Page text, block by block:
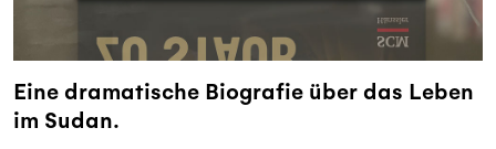
Eine dramatische Biografie über das Leben
im Sudan.